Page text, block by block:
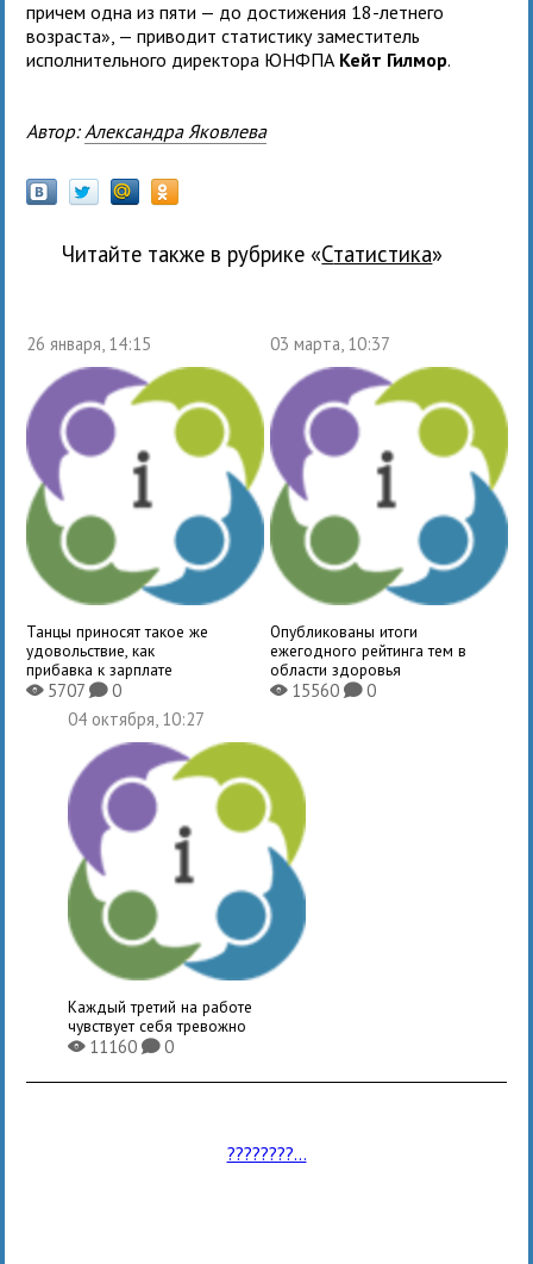
причем одна из пяти — до достижения 18-летнего
возраста», — приводит статистику заместитель
исполнительного директора ЮНФПА Кейт Гилмор.
Автор: Александра Яковлева
Читайте также в рубрике « статистика»
26 января, 14:15
Танцы приносят такое же
удовольствие, как
прибавка к зарплате
X5707K0
03 марта, 10:37
Опубликованы итоги
ежегодного рейтинга тем в
области здоровья
X15560 K0
04 октября, 10:27
Каждый третий на работе
чувствует себя тревожно
X11160K0
????????...